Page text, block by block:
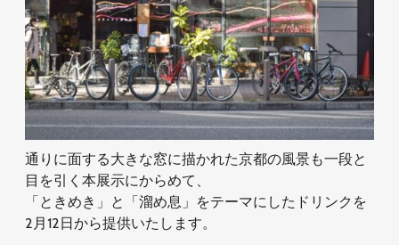
通りに面する大きな窓に描かれた京都の風景も一段と
目を引く本展示にからめて、
「ときめき」と「溜め息」をテーマにしたドリンクを
2月12日から提供いたします。